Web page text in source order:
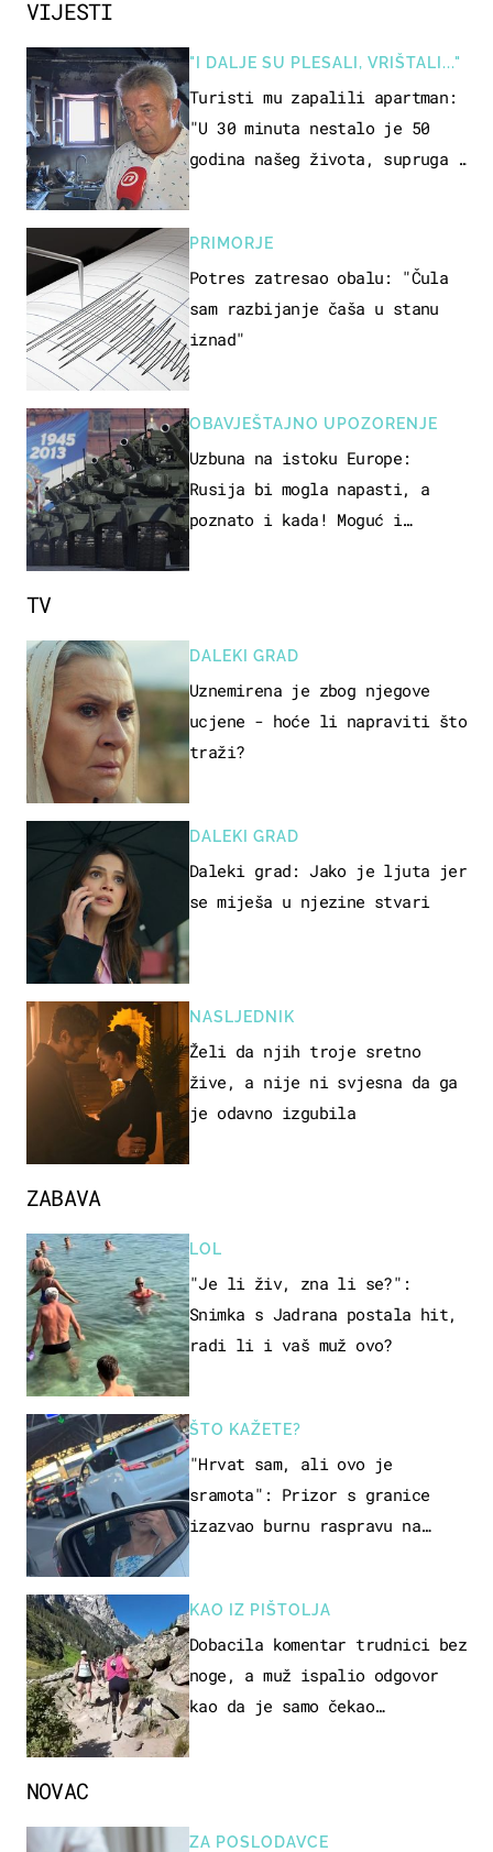
VIJESTI
"I DALJE SU PLESALI, VRIŠTALI..."
Turisti mu zapalili apartman:
"U 30 minuta nestalo je 50
godina našeg života, supruga i
PRIMORJE
Potres zatresao obalu: "Čula
sam razbijanje čaša u stanu
iznad"
OBAVJEŠTAJNO UPOZORENJE
Uzbuna na istoku Europe:
Rusija bi mogla napasti, a
poznato i kada! Moguć i
ZABAVA
LOL
"Je li živ, zna li se?":
Snimka s Jadrana postala hit,
radi li i vaš muž ovo?
ŠTO KAŽETE?
"Hrvat sam, ali ovo je
sramota": Prizor s granice
izazvao burnu raspravu na
KAO IZ PIŠTOLJA
Dobacila komentar trudnici bez
noge, a muž ispalio odgovor
kao da je samo čekao…
TV
DALEKI GRAD
Uznemirena je zbog njegove
ucjene - hoće li napraviti što
traži?
DALEKI GRAD
Daleki grad: Jako je ljuta jer
se miješa u njezine stvari
NASLJEDNIK
Želi da njih troje sretno
žive, a nije ni svjesna da ga
je odavno izgubila
NOVAC
ZA POSLODAVCE